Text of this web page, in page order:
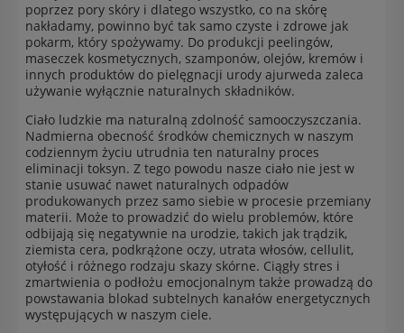
poprzez pory skóry i dlatego wszystko, co na skórę
nakładamy, powinno być tak samo czyste i zdrowe jak
pokarm, który spożywamy. Do produkcji peelingów,
maseczek kosmetycznych, szamponów, olejów, kremów i
innych produktów do pielęgnacji urody ajurweda zaleca
używanie wyłącznie naturalnych składników.
Ciało ludzkie ma naturalną zdolność samooczyszczania.
Nadmierna obecność środków chemicznych w naszym
codziennym życiu utrudnia ten naturalny proces
eliminacji toksyn. Z tego powodu nasze ciało nie jest w
stanie usuwać nawet naturalnych odpadów
produkowanych przez samo siebie w procesie przemiany
materii. Może to prowadzić do wielu problemów, które
odbijają się negatywnie na urodzie, takich jak trądzik,
ziemista cera, podkrążone oczy, utrata włosów, cellulit,
otyłość i różnego rodzaju skazy skórne. Ciągły stres i
zmartwienia o podłożu emocjonalnym także prowadzą do
powstawania blokad subtelnych kanałów energetycznych
występujących w naszym ciele.